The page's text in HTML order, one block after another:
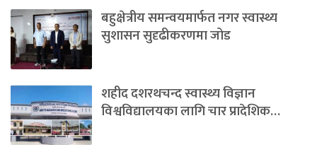
बहुक्षेत्रीय समन्वयमार्फत नगर स्वास्थ्य
सुशासन सुदृढीकरणमा जोड
शहीद दशरथचन्द स्वास्थ्य विज्ञान
विश्वविद्यालयका लागि चार प्रादेशिक…